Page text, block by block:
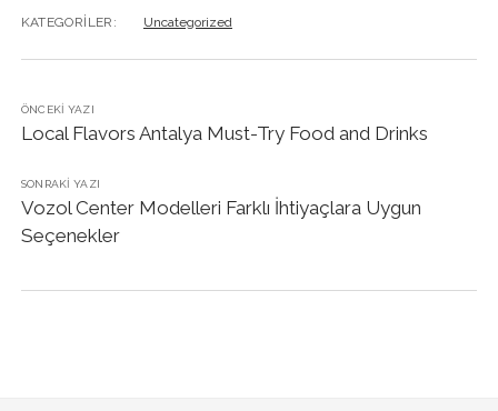
KATEGORILER: Uncategorized
ÖNCEKI YAZI
Local Flavors Antalya Must-Try Food and Drinks
SONRAKI YAZI
Vozol Center Modelleri Farklı İhtiyaçlara Uygun
Seçenekler